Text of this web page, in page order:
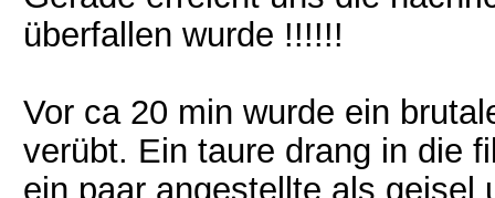
überfallen wurde !!!!!!
Vor ca 20 min wurde ein
verübt. Ein taure drang in die
ein paar angestellte als geisel